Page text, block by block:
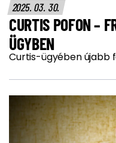
2025. 03. 30.
CURTIS POFON –
ÜGYBEN
Curtis-ügyében újabb